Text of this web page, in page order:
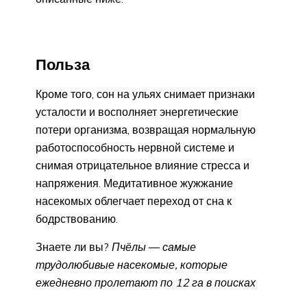
Польза
Кроме того, сон на ульях снимает признаки
усталости и восполняет энергетические
потери организма, возвращая нормальную
работоспособность нервной системе и
снимая отрицательное влияние стресса и
напряжения. Медитативное жужжание
насекомых облегчает переход от сна к
бодрствованию.
Знаете ли вы? Пчёлы —самые
трудолюбивые насекомые, которые
ежедневно пролетают по 12 га в поисках